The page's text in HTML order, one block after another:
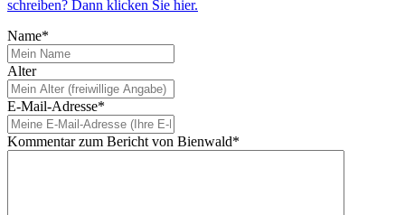
schreiben? Dann klicken Sie hier.
Name*
Alter
E-Mail-Adresse*
Kommentar zum Bericht von Bienwald*